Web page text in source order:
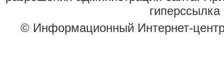
гиперссылка
© Информационный Интернет-